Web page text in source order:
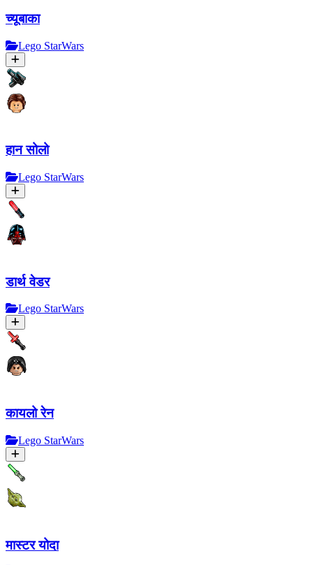
च्यूबाका
Lego StarWars
हान सोलो
Lego StarWars
डार्थ वेडर
Lego StarWars
कायलो रेन
Lego StarWars
मास्टर योदा